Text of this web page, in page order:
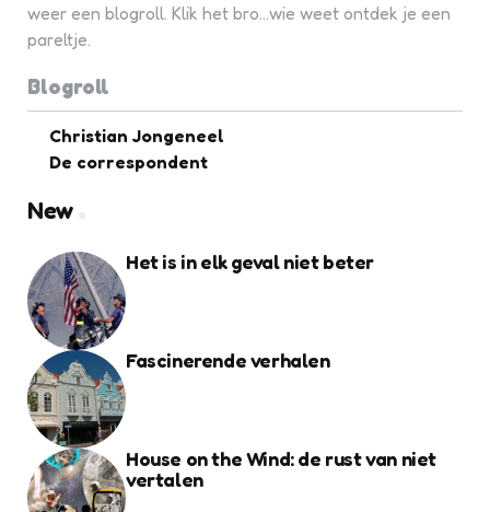
weer een blogroll. Klik het bro...wie weet ontdek je een
pareltje.
Blogroll
Christian Jongeneel
De correspondent
New
Het is in elk geval niet beter
Fascinerende verhalen
House on the Wind: de rust van niet
vertalen